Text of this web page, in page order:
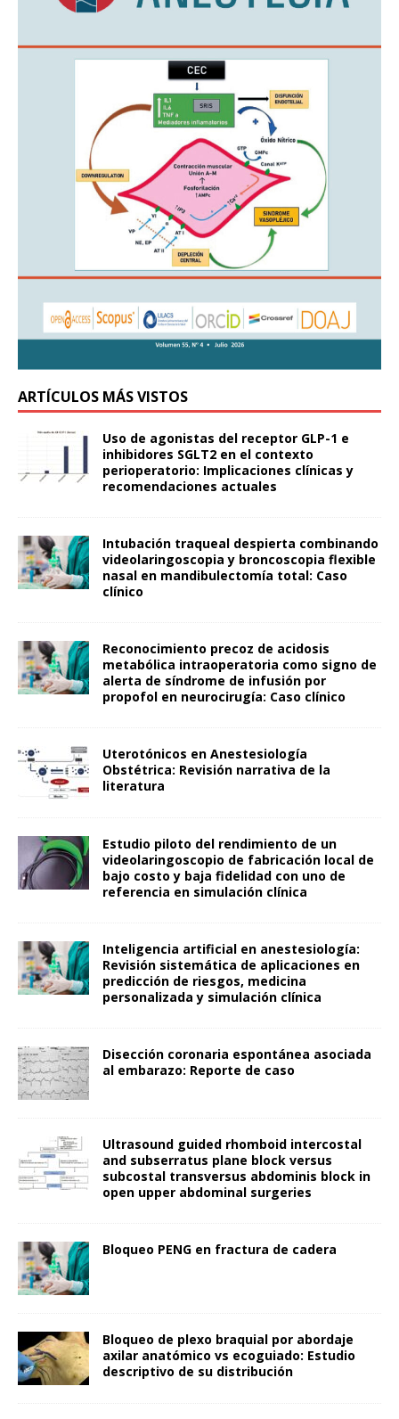
ARTÍCULOS MÁS VISTOS
Uso de agonistas del receptor GLP-1 e
inhibidores SGLT2 en el contexto
perioperatorio: Implicaciones clínicas y
recomendaciones actuales
Intubación traqueal despierta combinando
videolaringoscopia y broncoscopia flexible
nasal en mandibulectomía total: Caso
clínico
Reconocimiento precoz de acidosis
metabólica intraoperatoria como signo de
alerta de síndrome de infusión por
propofol en neurocirugía: Caso clínico
Uterotónicos en Anestesiología
Obstétrica: Revisión narrativa de la
literatura
Estudio piloto del rendimiento de un
videolaringoscopio de fabricación local de
bajo costo y baja fidelidad con uno de
referencia en simulación clínica
Inteligencia artificial en anestesiología:
Revisión sistemática de aplicaciones en
predicción de riesgos, medicina
personalizada y simulación clínica
Disección coronaria espontánea asociada
al embarazo: Reporte de caso
Ultrasound guided rhomboid intercostal
and subserratus plane block versus
subcostal transversus abdominis block in
open upper abdominal surgeries
Bloqueo PENG en fractura de cadera
Bloqueo de plexo braquial por abordaje
axilar anatómico vs ecoguiado: Estudio
descriptivo de su distribución